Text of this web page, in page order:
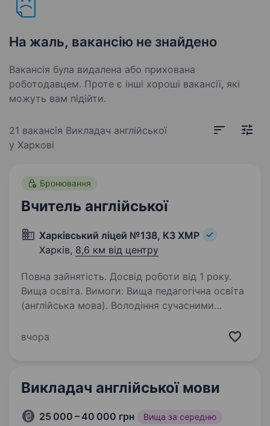
На жаль, вакансію не знайдено
Вакансія була видалена або прихована
роботодавцем. Проте є інші хороші вакансії, які
можуть вам підійти.
21 вакансія Викладач англійської
у Харкові
Бронювання
Вчитель англійської
Харківський ліцей №138, КЗ ХМР
Харків, 8,6 км від центру
Повна зайнятість. Досвід роботи від 1 року.
Вища освіта. Вимоги: Вища педагогічна освіта
(англійська мова). Володіння сучасними
працювати у змішаному форматі (очно
вчора
Викладач англійської мови
25 000 – 40 000 грн Вища за середню